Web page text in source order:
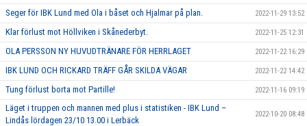
Seger för IBK Lund med Ola i båset och Hjalmar på plan. 2022-11-29 13:52
Klar förlust mot Höllviken i Skånederbyt. 2022-11-25 12:31
OLA PERSSON NY HUVUDTRÄNARE FÖR HERRLAGET 2022-11-22 16:29
IBK LUND OCH RICKARD TRÄFF GÅR SKILDA VÄGAR 2022-11-22 14:42
Tung förlust borta mot Partille! 2022-11-16 09:19
Läget i truppen och mannen med plus i statistiken - IBK Lund –
Lindås lördagen 23/10 13.00 i Lerbäck
2022-10-20 08:48